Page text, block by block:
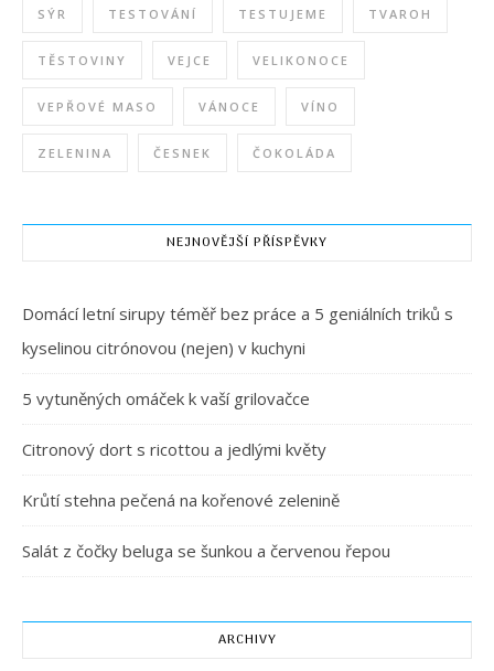
SÝR TESTOVÁNÍ TESTUJEME TVAROH
TĚSTOVINY VEJCE VELIKONOCE
VEPŘOVÉ MASO VÁNOCE VÍNO
ZELENINA ČESNEK ČOKOLÁDA
NEJNOVĚJŠÍ PŘÍSPĚVKY
Domácí letní sirupy téměř bez práce a 5 geniálních triků s
kyselinou citrónovou (nejen) v kuchyni
5 vytuněných omáček k vaší grilovačce
Citronový dort s ricottou a jedlými květy
Krůtí stehna pečená na kořenové zelenině
Salát z čočky beluga se šunkou a červenou řepou
ARCHIVY